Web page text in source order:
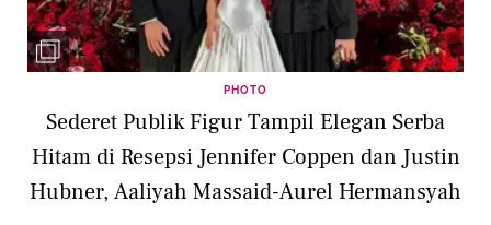
PHOTO
Sederet Publik Figur Tampil Elegan Serba
Hitam di Resepsi Jennifer Coppen dan Justin
Hubner, Aaliyah Massaid-Aurel Hermansyah